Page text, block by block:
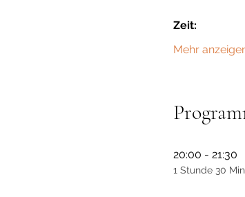
Zeit:
Mehr
20:00 - 21:30
1 Stunde 30